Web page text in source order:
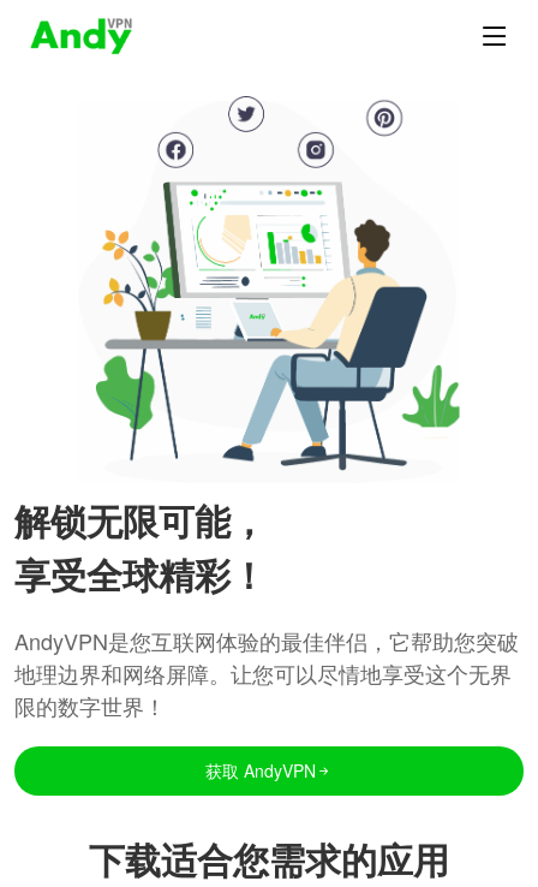
解锁无限可能，
享受全球精彩！
AndyVPN是您互联网体验的最佳伴侣，它帮助您突破
地理边界和网络屏障。让您可以尽情地享受这个无界
限的数字世界！
获取 AndyVPN
下载适合您需求的应用